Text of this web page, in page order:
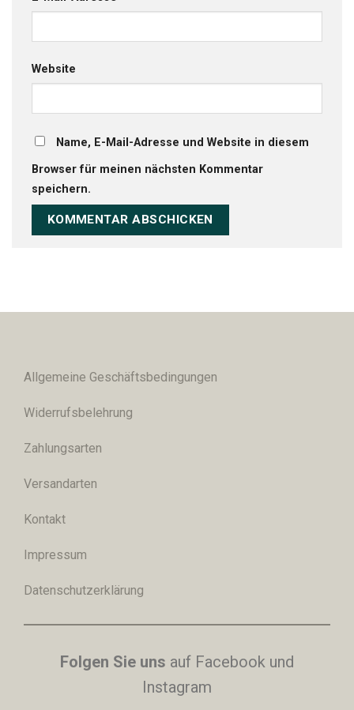
Website
Name, E-Mail-Adresse und Website in diesem
Browser für meinen nächsten Kommentar
speichern.
Allgemeine Geschäftsbedingungen
Widerrufsbelehrung
Zahlungsarten
Versandarten
Kontakt
Impressum
Datenschutzerklärung
Folgen Sie uns auf Facebook und
Instagram